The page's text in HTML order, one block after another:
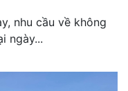
nhu cầu về không
ngày...